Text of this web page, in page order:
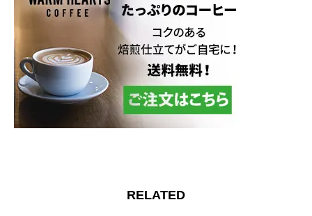
RELATED